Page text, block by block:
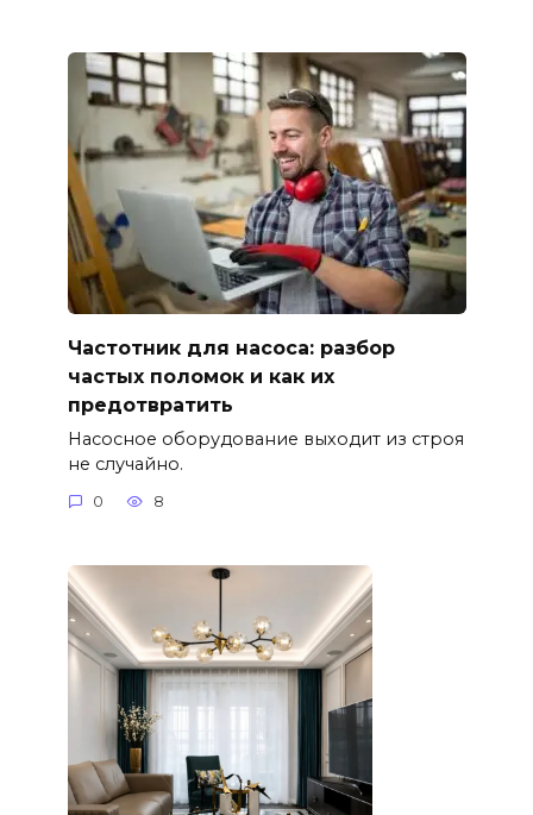
Частотник для насоса: разбор
частых поломок и как их
предотвратить
Насосное оборудование выходит из строя
не случайно.
0 8